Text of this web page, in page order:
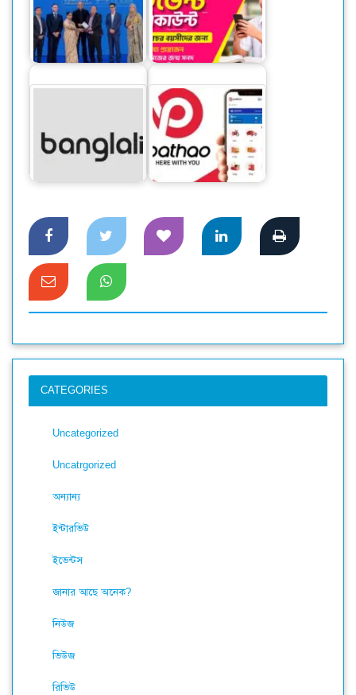
ভিসার চারটি মর্যাদাপূর্ণ
পুরস্কার জিতল ব্র্যাক
ব্যাংক
বিকাশের স্টুডেন্ট
অ্যাকাউন্ট ক্যাশলেস
লেনদেনে…
বাংলালিংক পেল
ডিজিটাল লেনদেন সেবার
পাঠাও ফিনটেক
ট্রান্সফরমেশনকে এগিয়ে
নিতে…
CATEGORIES
Uncategorized
Uncatrgorized
অন্যান্য
ইন্টারভিউ
ইভেন্টস
জানার আছে অনেক?
নিউজ
ভিউজ
রিভিউ